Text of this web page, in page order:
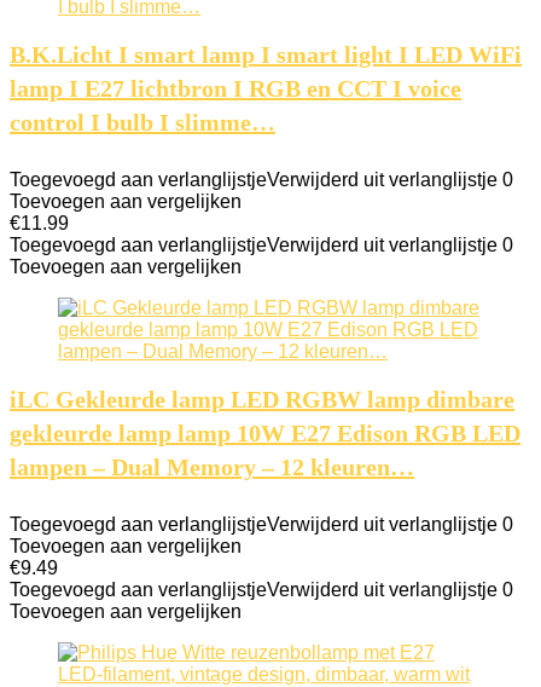
B.K.Licht I smart lamp I smart light I LED WiFi
lamp I E27 lichtbron I RGB en CCT I voice
control I bulb I slimme…
Toegevoegd aan verlanglijstjeVerwijderd uit verlanglijstje 0
Toevoegen aan vergelijken
€11.99
Toegevoegd aan verlanglijstjeVerwijderd uit verlanglijstje 0
Toevoegen aan vergelijken
iLC Gekleurde lamp LED RGBW lamp dimbare
gekleurde lamp lamp 10W E27 Edison RGB LED
lampen – Dual Memory – 12 kleuren…
Toegevoegd aan verlanglijstjeVerwijderd uit verlanglijstje 0
Toevoegen aan vergelijken
€9.49
Toegevoegd aan verlanglijstjeVerwijderd uit verlanglijstje 0
Toevoegen aan vergelijken